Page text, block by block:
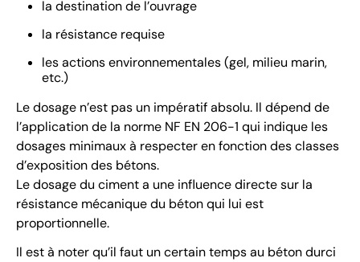
la destination de l’ouvrage
la résistance requise
les actions environnementales (gel, milieu marin,
etc.)
Le dosage n’est pas un impératif absolu. Il dépend de
l’application de la norme NF EN 206-1 qui indique les
dosages minimaux à respecter en fonction des classes
d’exposition des bétons.
Le dosage du ciment a une influence directe sur la
résistance mécanique du béton qui lui est
proportionnelle.
Il est à noter qu’il faut un certain temps au béton durci